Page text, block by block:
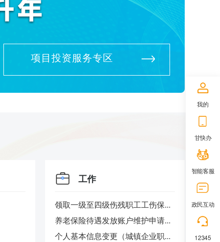
项目投资服务专区
工作
领取一级至四级伤残职工工伤保...
养老保险待遇发放账户维护申请...
个人基本信息变更（城镇企业职...
1至
我的
甘快办
智能客服
政民互动
12345